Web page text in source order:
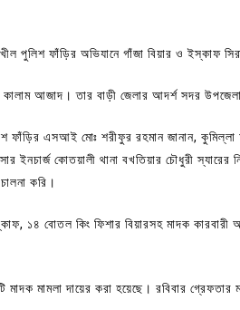
পুলিশ ফাঁড়ির অভিযানে গাঁজা বিয়ার ও ইস্কাফ
আজাদ। তার বাড়ী জেলার আদর্শ সদর
ফাঁড়ির এসআই মোঃ শরীফুর রহমান জানান,
ইনচার্জ কোতয়ালী থানা বখতিয়ার চৌধুরী
করি।
১৪ বোতল কিং ফিশার বিয়ারসহ মাদক কারবারী
মাদক মামলা দায়ের করা হয়েছে। রবিবার
ক্লাবের নির্বাচন আজ; ১৭টি
0 3 words